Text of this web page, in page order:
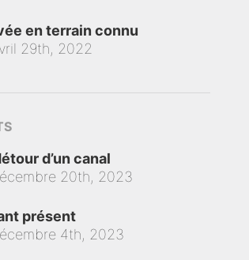
en terrain connu
29th, 2022
d’un canal
20th, 2023
présent
4th, 2023